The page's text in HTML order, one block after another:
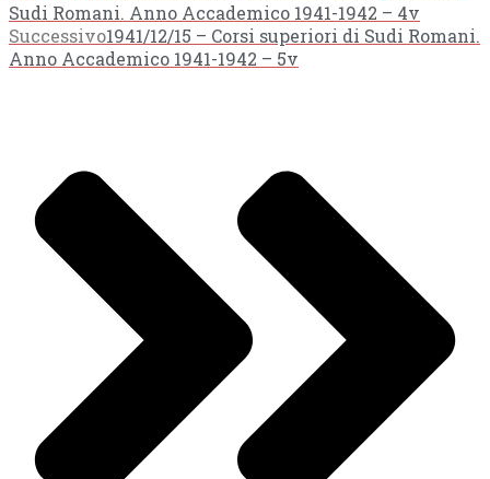
Sudi Romani. Anno Accademico 1941-1942 – 4v
Successivo1941/12/15 – Corsi superiori di Sudi Romani.
Anno Accademico 1941-1942 – 5v